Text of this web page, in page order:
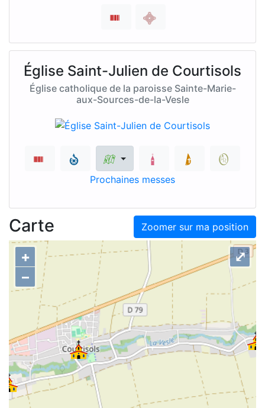
Église Saint-Julien de Courtisols
Église catholique de la paroisse Sainte-Marie-
aux-Sources-de-la-Vesle
Prochaines messes
Zoomer sur ma position
Carte
+
–
⤢